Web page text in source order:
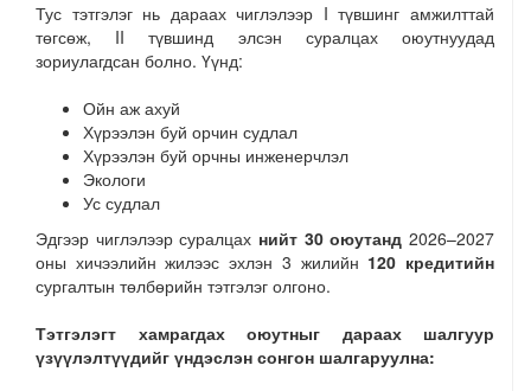
Тус тэтгэлэг нь дараах чиглэлээр I түвшинг амжилттай
төгсөж, II түвшинд элсэн суралцах оюутнуудад
зориулагдсан болно. Үүнд:
Ойн аж ахуй
Хүрээлэн буй орчин судлал
Хүрээлэн буй орчны инженерчлэл
Экологи
Ус судлал
Эдгээр чиглэлээр суралцах нийт 30 оюутанд 2026–2027
оны хичээлийн жилээс эхлэн 3 жилийн 120 кредитийн
сургалтын төлбөрийн тэтгэлэг олгоно.
Тэтгэлэгт хамрагдах оюутныг дараах шалгуур
үзүүлэлтүүдийг үндэслэн сонгон шалгаруулна: